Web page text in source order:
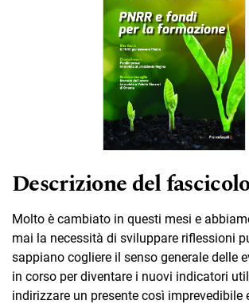
Descrizione del
Molto è cambiato in questi mesi e
mai la necessità di sviluppare riflessioni
sappiano cogliere il senso generale delle
in corso per diventare i nuovi indicatori
indirizzare un presente così imprevedibile